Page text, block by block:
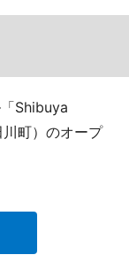
Shibuya
町）のオープ